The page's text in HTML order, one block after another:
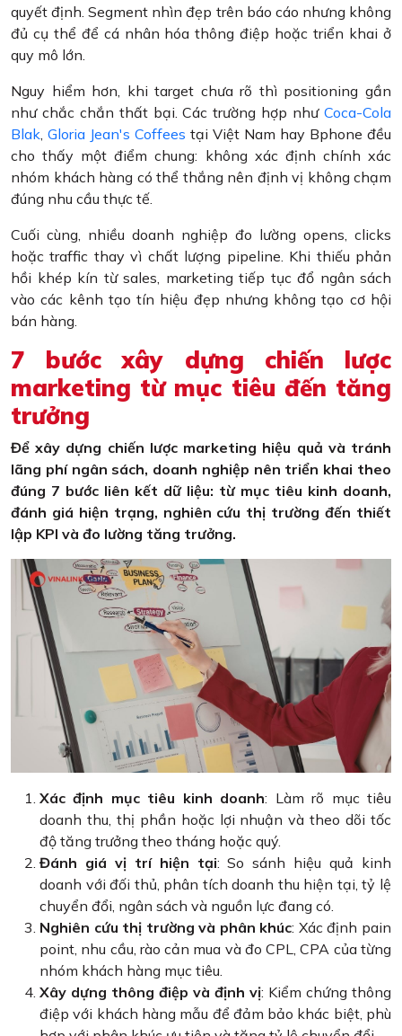
quyết định. Segment nhìn đẹp trên báo cáo nhưng không
đủ cụ thể để cá nhân hóa thông điệp hoặc triển khai ở
quy mô lớn.
Nguy hiểm hơn, khi target chưa rõ thì positioning gần
như chắc chắn thất bại. Các trường hợp như Coca-Cola
Blak Gloria Jean's Coffees tại Việt Nam hay Bphone đều
cho thấy một điểm chung: không xác định chính xác
nhóm khách hàng có thể thắng nên định vị không chạm
đúng nhu cầu thực tế.
Cuối cùng, nhiều doanh nghiệp đo lường opens, clicks
hoặc traffic thay vì chất lượng pipeline. Khi thiếu phản
hồi khép kín từ sales, marketing tiếp tục đổ ngân sách
vào các kênh tạo tín hiệu đẹp nhưng không tạo cơ hội
bán hàng.
7 bước xây dựng chiến lược
marketing từ mục tiêu đến tăng
trưởng
Để xây dựng chiến lược marketing hiệu quả và tránh
lãng phí ngân sách, doanh nghiệp nên triển khai theo
đúng 7 bước liên kết dữ liệu: từ mục tiêu kinh doanh,
đánh giá hiện trạng, nghiên cứu thị trường đến thiết
lập KPI và đo lường tăng trưởng.
Xác định mục tiêu kinh doanh: Làm rõ mục tiêu
doanh thu, thị phần hoặc lợi nhuận và theo dõi tốc
độ tăng trưởng theo tháng hoặc quý.
Đánh giá vị trí hiện tại: So sánh hiệu quả kinh
doanh với đối thủ, phân tích doanh thu hiện tại, tỷ lệ
chuyển đổi, ngân sách và nguồn lực đang có.
Nghiên cứu thị trường và phân khúc: Xác định pain
point, nhu cầu, rào cản mua và đo CPL, CPA của từng
nhóm khách hàng mục tiêu.
Xây dựng thông điệp và định vị: Kiểm chứng thông
điệp với khách hàng mẫu để đảm bảo khác biệt, phù